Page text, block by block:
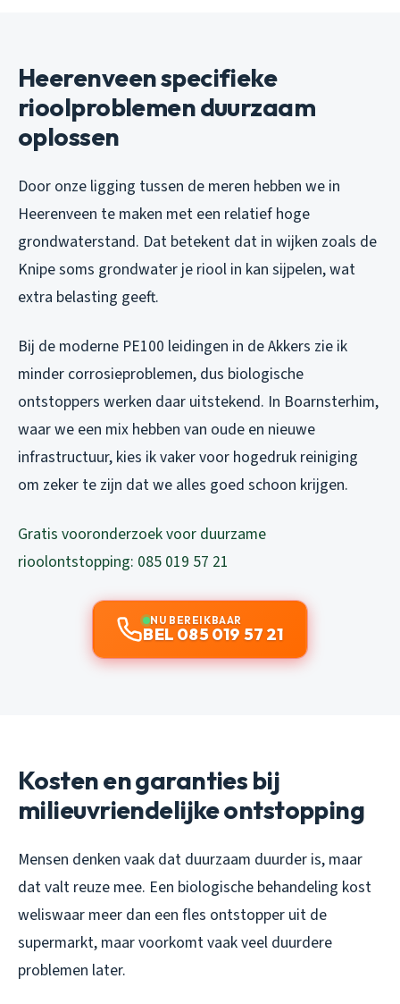
Heerenveen specifieke
rioolproblemen duurzaam
oplossen
Door onze ligging tussen de meren hebben we in
Heerenveen te maken met een relatief hoge
grondwaterstand. Dat betekent dat in wijken zoals de
Knipe soms grondwater je riool in kan sijpelen, wat
extra belasting geeft.
Bij de moderne PE100 leidingen in de Akkers zie ik
minder corrosieproblemen, dus biologische
ontstoppers werken daar uitstekend. In Boarnsterhim,
waar we een mix hebben van oude en nieuwe
infrastructuur, kies ik vaker voor hogedruk reiniging
om zeker te zijn dat we alles goed schoon krijgen.
Gratis vooronderzoek voor duurzame
rioolontstopping: 085 019 57 21
NU BEREIKBAAR
BEL 085 019 57 21
Kosten en garanties bij
milieuvriendelijke ontstopping
Mensen denken vaak dat duurzaam duurder is, maar
dat valt reuze mee. Een biologische behandeling kost
weliswaar meer dan een fles ontstopper uit de
supermarkt, maar voorkomt vaak veel duurdere
problemen later.